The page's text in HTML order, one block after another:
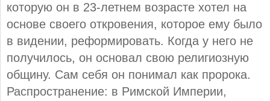
которую он в 23-летнем возрасте хотел на
основе своего откровения, которое ему было
в видении, реформировать. Когда у него не
получилось, он основал свою религиозную
общину. Сам себя он понимал как пророка.
Распространение: в Римской Империи,